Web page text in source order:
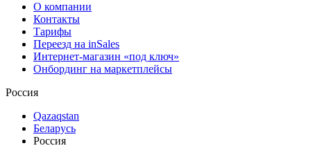
О компании
Контакты
Тарифы
Переезд на inSales
Интернет-магазин «под ключ»
Онбординг на маркетплейсы
Россия
Qazaqstan
Беларусь
Россия